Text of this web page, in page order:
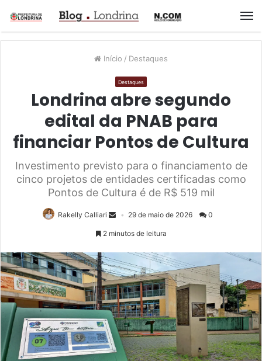
Início / Destaques
Destaques
Londrina abre segundo
edital da PNAB para
financiar Pontos de Cultura
Investimento previsto para o financiamento de
cinco projetos de entidades certificadas como
Pontos de Cultura é de R$ 519 mil
Rakelly Calliari 29 de maio de 2026 0
2 minutos de leitura